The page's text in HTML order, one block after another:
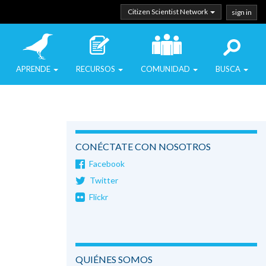
Citizen Scientist Network sign in
APRENDE RECURSOS COMUNIDAD BUSCA
CONÉCTATE CON NOSOTROS
Facebook
Twitter
Flickr
QUIÉNES SOMOS